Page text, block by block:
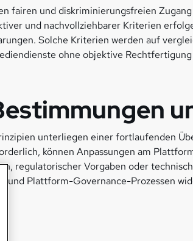
fairen und diskriminierungsfreien
und nachvollziehbarer Kriterien
Solche Kriterien werden auf
ohne objektive
unterliegen einer fortlaufenden
können Anpassungen am
regulatorischer Vorgaben oder
und Plattform-Governance-Prozessen